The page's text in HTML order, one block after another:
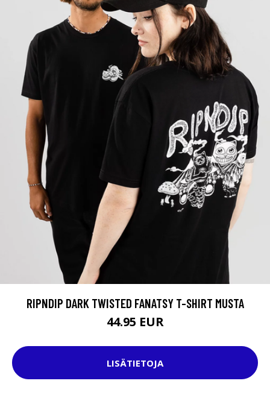
RIPNDIP DARK TWISTED FANATSY T-SHIRT MUSTA
44.95 EUR
LISÄTIETOJA